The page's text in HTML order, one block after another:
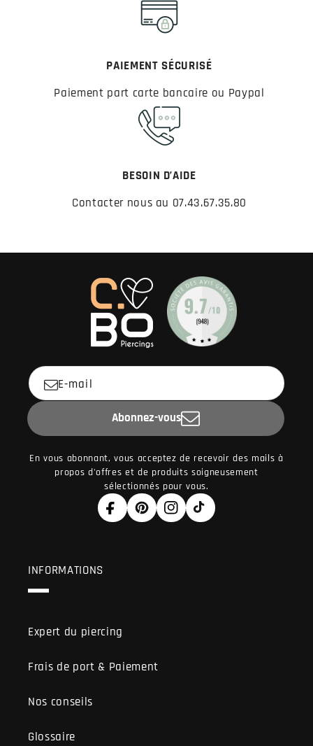
PAIEMENT SÉCURISÉ
Paiement part carte bancaire ou Paypal
BESOIN D’AIDE
Contacter nous au 07.43.67.35.80
E-mail
Abonnez-vous
En vous abonnant, vous acceptez de recevoir des mails à
propos d'offres et de produits soigneusement
sélectionnés pour vous.
FacebookPinterestInstagram
TikTok
INFORMATIONS
Expert du piercing
Frais de port & Paiement
Nos conseils
Glossaire